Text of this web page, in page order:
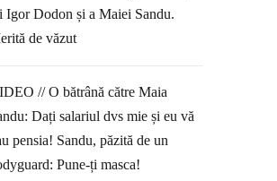
Igor Dodon și a Maiei Sandu.
de văzut
// O bătrână către Maia
Dați salariul dvs mie și eu vă
pensia! Sandu, păzită de un
Pune-ți masca!